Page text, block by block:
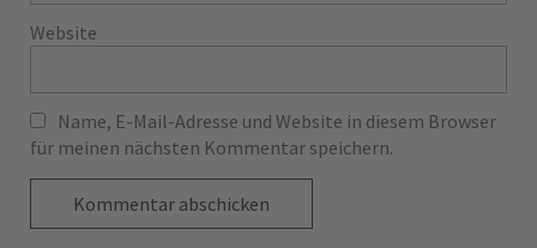
Website
Name, E-Mail-Adresse und Website in diesem Browser
für meinen nächsten Kommentar speichern.